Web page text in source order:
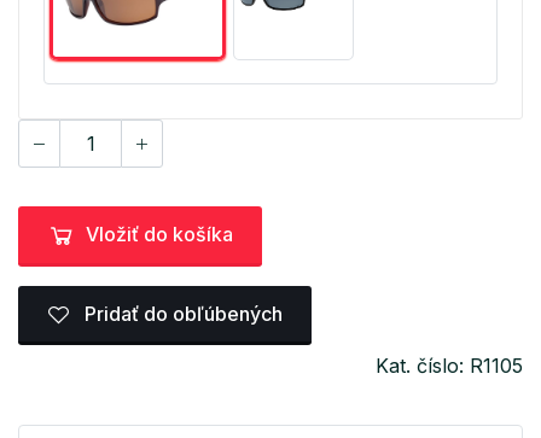
Vložiť do košíka
Pridať do obľúbených
Kat. číslo: R1105